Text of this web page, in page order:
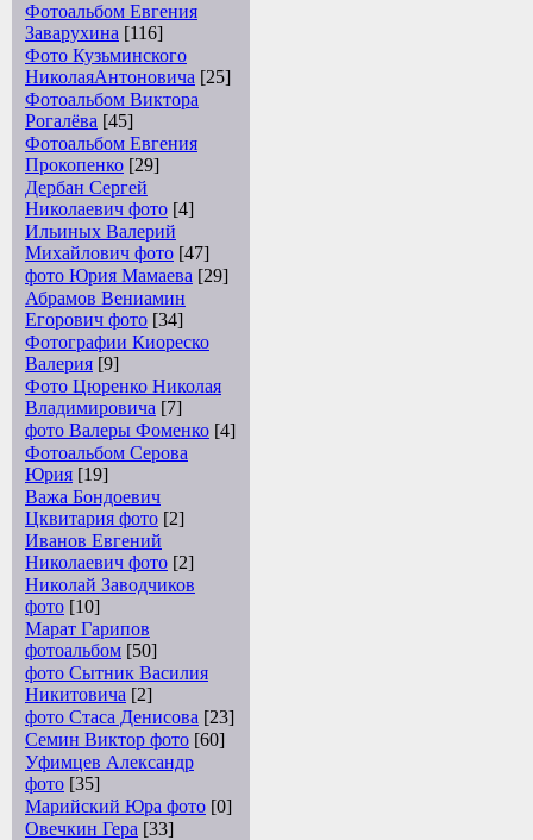
Фотоальбом Евгения
Заварухина [116]
Фото Кузьминского
НиколаяАнтоновича [25]
Фотоальбом Виктора
Рогалёва [45]
Фотоальбом Евгения
Прокопенко [29]
Дербан Сергей
Николаевич фото [4]
Ильиных Валерий
Михайлович фото [47]
фото Юрия Мамаева [29]
Абрамов Вениамин
Егорович фото [34]
Фотографии Киореско
Валерия [9]
Фото Цюренко Николая
Владимировича [7]
фото Валеры Фоменко [4]
Фотоальбом Серова
Юрия [19]
Важа Бондоевич
Цквитария фото [2]
Иванов Евгений
Николаевич фото [2]
Николай Заводчиков
фото [10]
Марат Гарипов
фотоальбом [50]
фото Сытник Василия
Никитовича [2]
фото Стаса Денисова [23]
Семин Виктор фото [60]
Уфимцев Александр
фото [35]
Марийский Юра фото [0]
Овечкин Гера [33]